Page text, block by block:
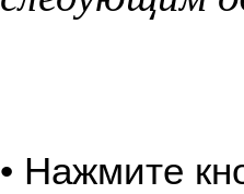
• Нажмите